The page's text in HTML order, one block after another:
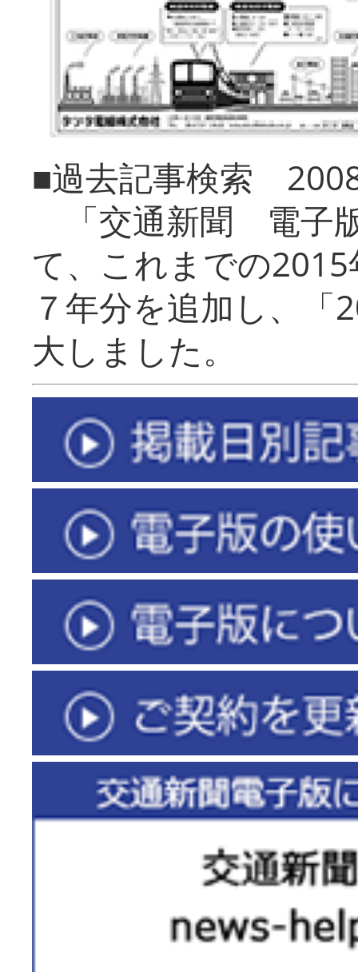
■過去記事検索
「交通新聞 電子
て、これまでの
７年分を追加し、「
大しまし